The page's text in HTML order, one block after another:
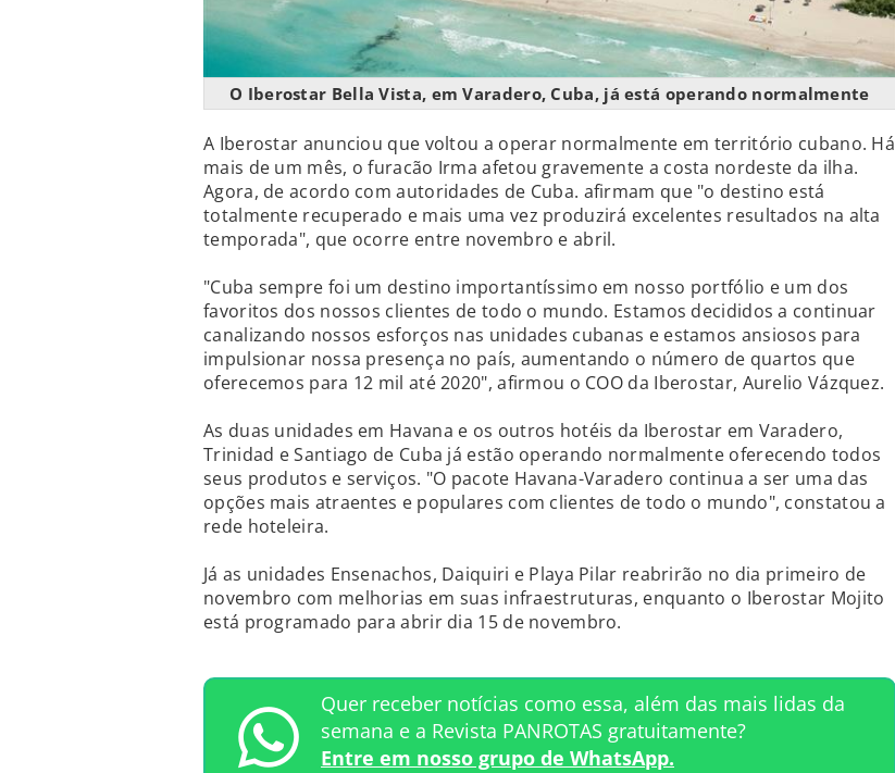
O Iberostar Bella Vista, em Varadero, Cuba, já está operando normalmente
A Iberostar anunciou que voltou a operar normalmente em território cubano. Há
mais de um mês, o furacão Irma afetou gravemente a costa nordeste da ilha.
Agora, de acordo com autoridades de Cuba. afirmam que "o destino está
totalmente recuperado e mais uma vez produzirá excelentes resultados na alta
temporada", que ocorre entre novembro e abril.
"Cuba sempre foi um destino importantíssimo em nosso portfólio e um dos
favoritos dos nossos clientes de todo o mundo. Estamos decididos a continuar
canalizando nossos esforços nas unidades cubanas e estamos ansiosos para
impulsionar nossa presença no país, aumentando o número de quartos que
oferecemos para 12 mil até 2020", afirmou o COO da Iberostar, Aurelio Vázquez.
As duas unidades em Havana e os outros hotéis da Iberostar em Varadero,
Trinidad e Santiago de Cuba já estão operando normalmente oferecendo todos
seus produtos e serviços. "O pacote Havana-Varadero continua a ser uma das
opções mais atraentes e populares com clientes de todo o mundo", constatou a
rede hoteleira.
Já as unidades Ensenachos, Daiquiri e Playa Pilar reabrirão no dia primeiro de
novembro com melhorias em suas infraestruturas, enquanto o Iberostar Mojito
está programado para abrir dia 15 de novembro.
Quer receber notícias como essa, além das mais lidas da
semana e a Revista PANROTAS gratuitamente?
Entre em nosso grupo de WhatsApp.